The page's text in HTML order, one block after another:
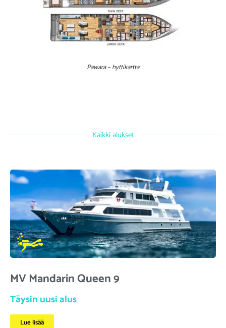
Pawara – hyttikartta
Kaikki alukset
MV Mandarin Queen 9
Täysin uusi alus
Lue lisää